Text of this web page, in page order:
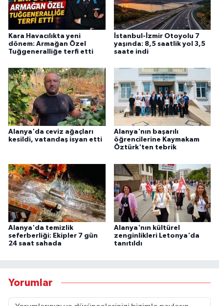
Kara Havacılıkta yeni
dönem: Armağan Özel
Tuğgeneralliğe terfi etti
İstanbul-İzmir Otoyolu 7
yaşında: 8,5 saatlik yol 3,5
saate indi
Alanya'da ceviz ağaçları
kesildi, vatandaş isyan etti
Alanya'nın başarılı
öğrencilerine Kaymakam
Öztürk'ten tebrik
Alanya'da temizlik
seferberliği: Ekipler 7 gün
24 saat sahada
Alanya'nın kültürel
zenginlikleri Letonya'da
tanıtıldı
Yorumlar